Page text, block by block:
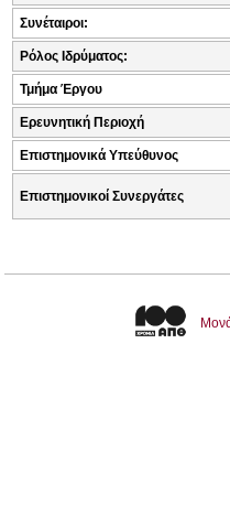
Συνέταιροι:
Ρόλος Ιδρύματος:
Τμήμα Έργου
Ερευνητική Περιοχή
Επιστημονικά Υπεύθυνος
Επιστημονικοί Συνεργάτες